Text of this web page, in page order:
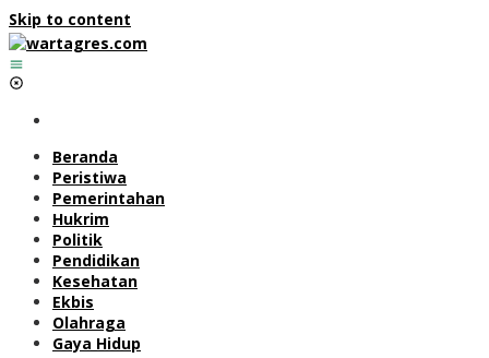
Skip to content
Beranda
Peristiwa
Pemerintahan
Hukrim
Politik
Pendidikan
Kesehatan
Ekbis
Olahraga
Gaya Hidup